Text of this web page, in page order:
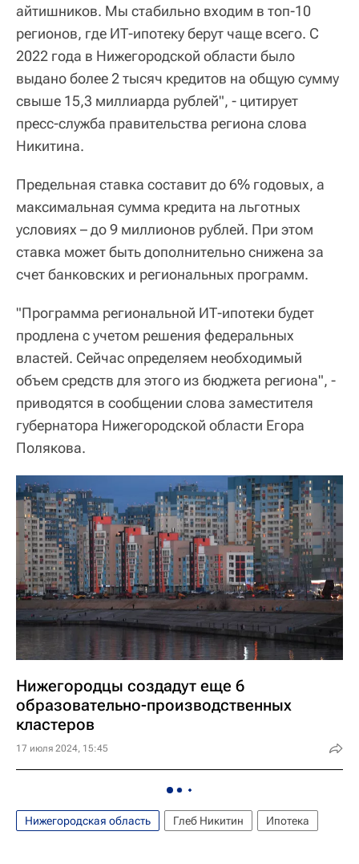
айтишников. Мы стабильно входим в топ-10
регионов, где ИТ-ипотеку берут чаще всего. С
2022 года в Нижегородской области было
выдано более 2 тысяч кредитов на общую сумму
свыше 15,3 миллиарда рублей", - цитирует
пресс-служба правительства региона слова
Никитина.
Предельная ставка составит до 6% годовых, а
максимальная сумма кредита на льготных
условиях – до 9 миллионов рублей. При этом
ставка может быть дополнительно снижена за
счет банковских и региональных программ.
"Программа региональной ИТ-ипотеки будет
продлена с учетом решения федеральных
властей. Сейчас определяем необходимый
объем средств для этого из бюджета региона", -
приводятся в сообщении слова заместителя
губернатора Нижегородской области Егора
Полякова.
Нижегородцы создадут еще 6
образовательно-производственных
кластеров
17 июля 2024, 15:45
Нижегородская область Глеб Никитин Ипотека